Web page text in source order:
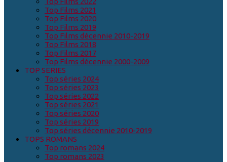
Top Films 2021
Top Films 2020
Top Films 2019
Top Films décennie 2010-2019
Top Films 2018
Top Films 2017
Top Films décennie 2000-2009
TOP SERIES
Top séries 2024
Top séries 2023
Top séries 2022
Top séries 2021
Top séries 2020
Top séries 2019
Top séries décennie 2010-2019
TOPS ROMANS
Top romans 2024
Top romans 2023